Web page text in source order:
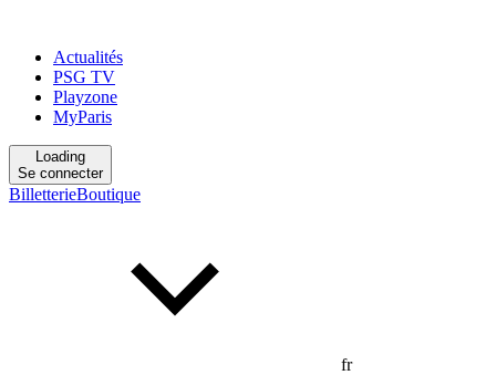
Actualités
PSG TV
Playzone
MyParis
Loading
Se connecter
BilletterieBoutique
fr